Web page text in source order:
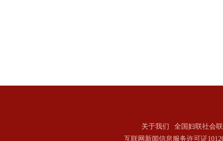
关于我们
全国妇联社会
互联网新闻信息服务许可证